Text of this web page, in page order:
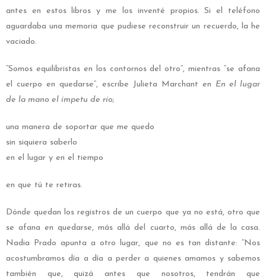
antes en estos libros y me los inventé propios. Si el teléfono
aguardaba una memoria que pudiese reconstruir un recuerdo, la he
vaciado.
“Somos equilibristas en los contornos del otro”, mientras “se afana
el cuerpo en quedarse”, escribe Julieta Marchant en En el lugar
de la mano el ímpetu de río;
una manera de soportar que me quedo
sin siquiera saberlo
en el lugar y en el tiempo
en que tú te retiras.
Dónde quedan los registros de un cuerpo que ya no está, otro que
se afana en quedarse, más allá del cuarto, más allá de la casa.
Nadia Prado apunta a otro lugar, que no es tan distante: “Nos
acostumbramos día a día a perder a quienes amamos y sabemos
también que, quizá antes que nosotros, tendrán que